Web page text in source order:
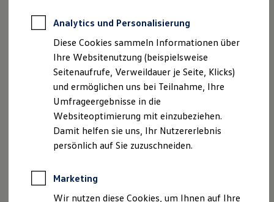
Professional Class bei Volkswagen
Behörden
Direktkunden
Sonderfahrzeuge
Anpfiff zum Gewinn
Elektromobilität
Elektroautos
ID. Tutorials
Elektrofahrzeugkonzepte
ID. EVERY1
Reichweite
Rekuperation
Laden unterwegs
Fahrzeugangebot anfordern
Servicetermin buchen
Serviceanfrage stellen
Analytics und Personalisierung
Diese Cookies sammeln Informationen über
Ihre Websitenutzung (beispielsweise
Seitenaufrufe, Verweildauer je Seite, Klicks)
und ermöglichen uns bei Teilnahme, Ihre
Umfrageergebnisse in die
Websiteoptimierung mit einzubeziehen.
Damit helfen sie uns, Ihr Nutzererlebnis
persönlich auf Sie zuzuschneiden.
Marketing
Wir nutzen diese Cookies, um Ihnen auf Ihre